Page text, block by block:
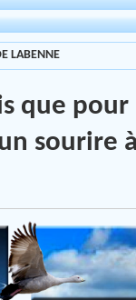
LABENNE
que
sourire